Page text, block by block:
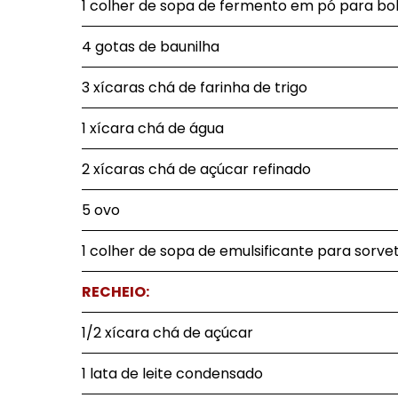
1 colher de sopa de fermento em pó para
4 gotas de baunilha
3 xícaras chá de farinha de trigo
1 xícara chá de água
2 xícaras chá de açúcar refinado
5 ovo
1 colher de sopa de emulsificante para
RECHEIO:
1/2 xícara chá de açúcar
1 lata de leite condensado